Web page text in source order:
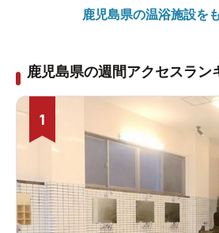
鹿児島県の温浴施設を
鹿児島県の週間アクセスラン
1